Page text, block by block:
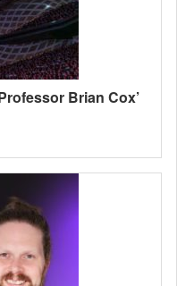
Brian Cox’